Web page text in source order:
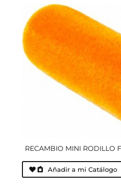
RECAMBIO MINI RODILLO
Añadir a mi Catálogo